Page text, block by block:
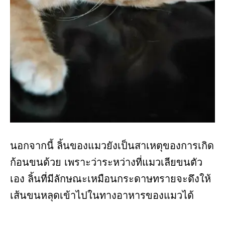
นอกจากนี้ ลิ้นของแมวยังเป็นสาเหตุของการเกิด
ก้อนขนด้วย เพราะว่าระหว่างที่แมวเลียขนตัว
เอง ลิ้นที่มีลักษณะเหมือนกระดาษทรายจะดึงให้
เส้นขนหลุดเข้าไปในทางอาหารของแมวได้